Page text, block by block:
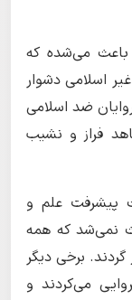
می‌شده که
اسلامی دشوار
ضد اسلامی
فراز و نشیب
پیشرفت علم و
نمی‌شد که همه
برخی دیگر
می‌کردند و